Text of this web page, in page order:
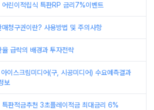
어린이적립식 특판RP 금리7%이벤트
매청구권이란? 사용방법 및 주의사항
율 급락의 배경과 투자전략
이스크림미디어(구, 시공미디어) 수요예측결과
보
특판적금추천 3초플레이적금 최대금리 6%